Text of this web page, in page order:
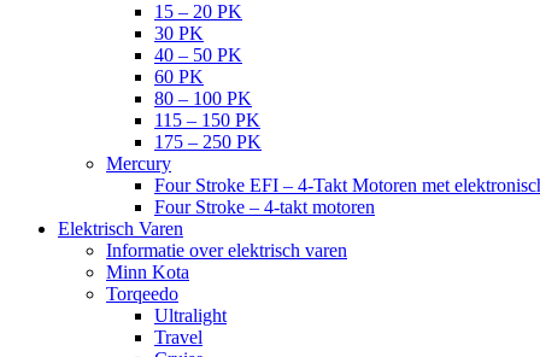
15 – 20 PK
30 PK
40 – 50 PK
60 PK
80 – 100 PK
115 – 150 PK
175 – 250 PK
Mercury
Four Stroke EFI – 4-Takt Motoren met
Four Stroke – 4-takt motoren
Elektrisch Varen
Informatie over elektrisch varen
Minn Kota
Torqeedo
Ultralight
Travel